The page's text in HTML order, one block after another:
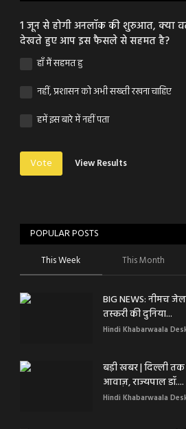
1 जून से होगी अनलॉक की शुरुआत, क्या
देखते हुए आप इस फैसले से सहमत है?
हाँ मैं सहमत हु
नहीं, प्रशासन को अभी सख्ती रखना चाहिए
हमें इस बारे में नहीं पता
Vote View Results
POPULAR POSTS
This Week This Month
BIG NEWS: नीमच
तस्करी की दुनिया...
Hindi Khabarwaala
बड़ी खबर | दिल्ली
आवाज़, राज्यपाल डॉ....
Hindi Khabarwaala